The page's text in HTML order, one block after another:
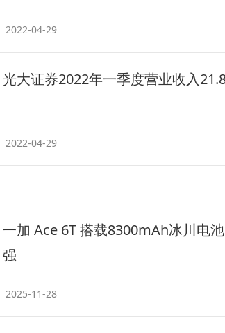
2022-04-29
光大证券2022年一季度营业收入
2022-04-29
一加 Ace 6T 搭载8300mAh冰川电
强
2025-11-28